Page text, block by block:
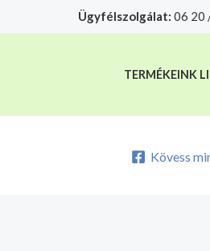
Ügyfélszolgálat: 06 20
TERMÉKEINK
Kövess
A mélyhűtött termékeket csakis